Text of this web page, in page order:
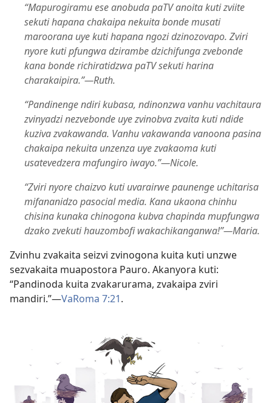
“Mapurogiramu ese anobuda paTV anoita kuti zviite
sekuti hapana chakaipa nekuita bonde musati
maroorana uye kuti hapana ngozi dzinozovapo. Zviri
nyore kuti pfungwa dzirambe dzichifunga zvebonde
kana bonde richiratidzwa paTV sekuti harina
charakaipira.”—Ruth.
“Pandinenge ndiri kubasa, ndinonzwa vanhu vachitaura
zvinyadzi nezvebonde uye zvinobva zvaita kuti ndide
kuziva zvakawanda. Vanhu vakawanda vanoona pasina
chakaipa nekuita unzenza uye zvakaoma kuti
usatevedzera mafungiro iwayo.”—Nicole.
“Zviri nyore chaizvo kuti uvarairwe paunenge uchitarisa
mifananidzo pasocial media. Kana ukaona chinhu
chisina kunaka chinogona kubva chapinda mupfungwa
dzako zvekuti hauzombofi wakachikanganwa!”—Maria.
Zvinhu zvakaita seizvi zvinogona kuita kuti unzwe
sezvakaita muapostora Pauro. Akanyora kuti:
“Pandinoda kuita zvakarurama, zvakaipa zviri
mandiri.”—VaRoma 7:21.